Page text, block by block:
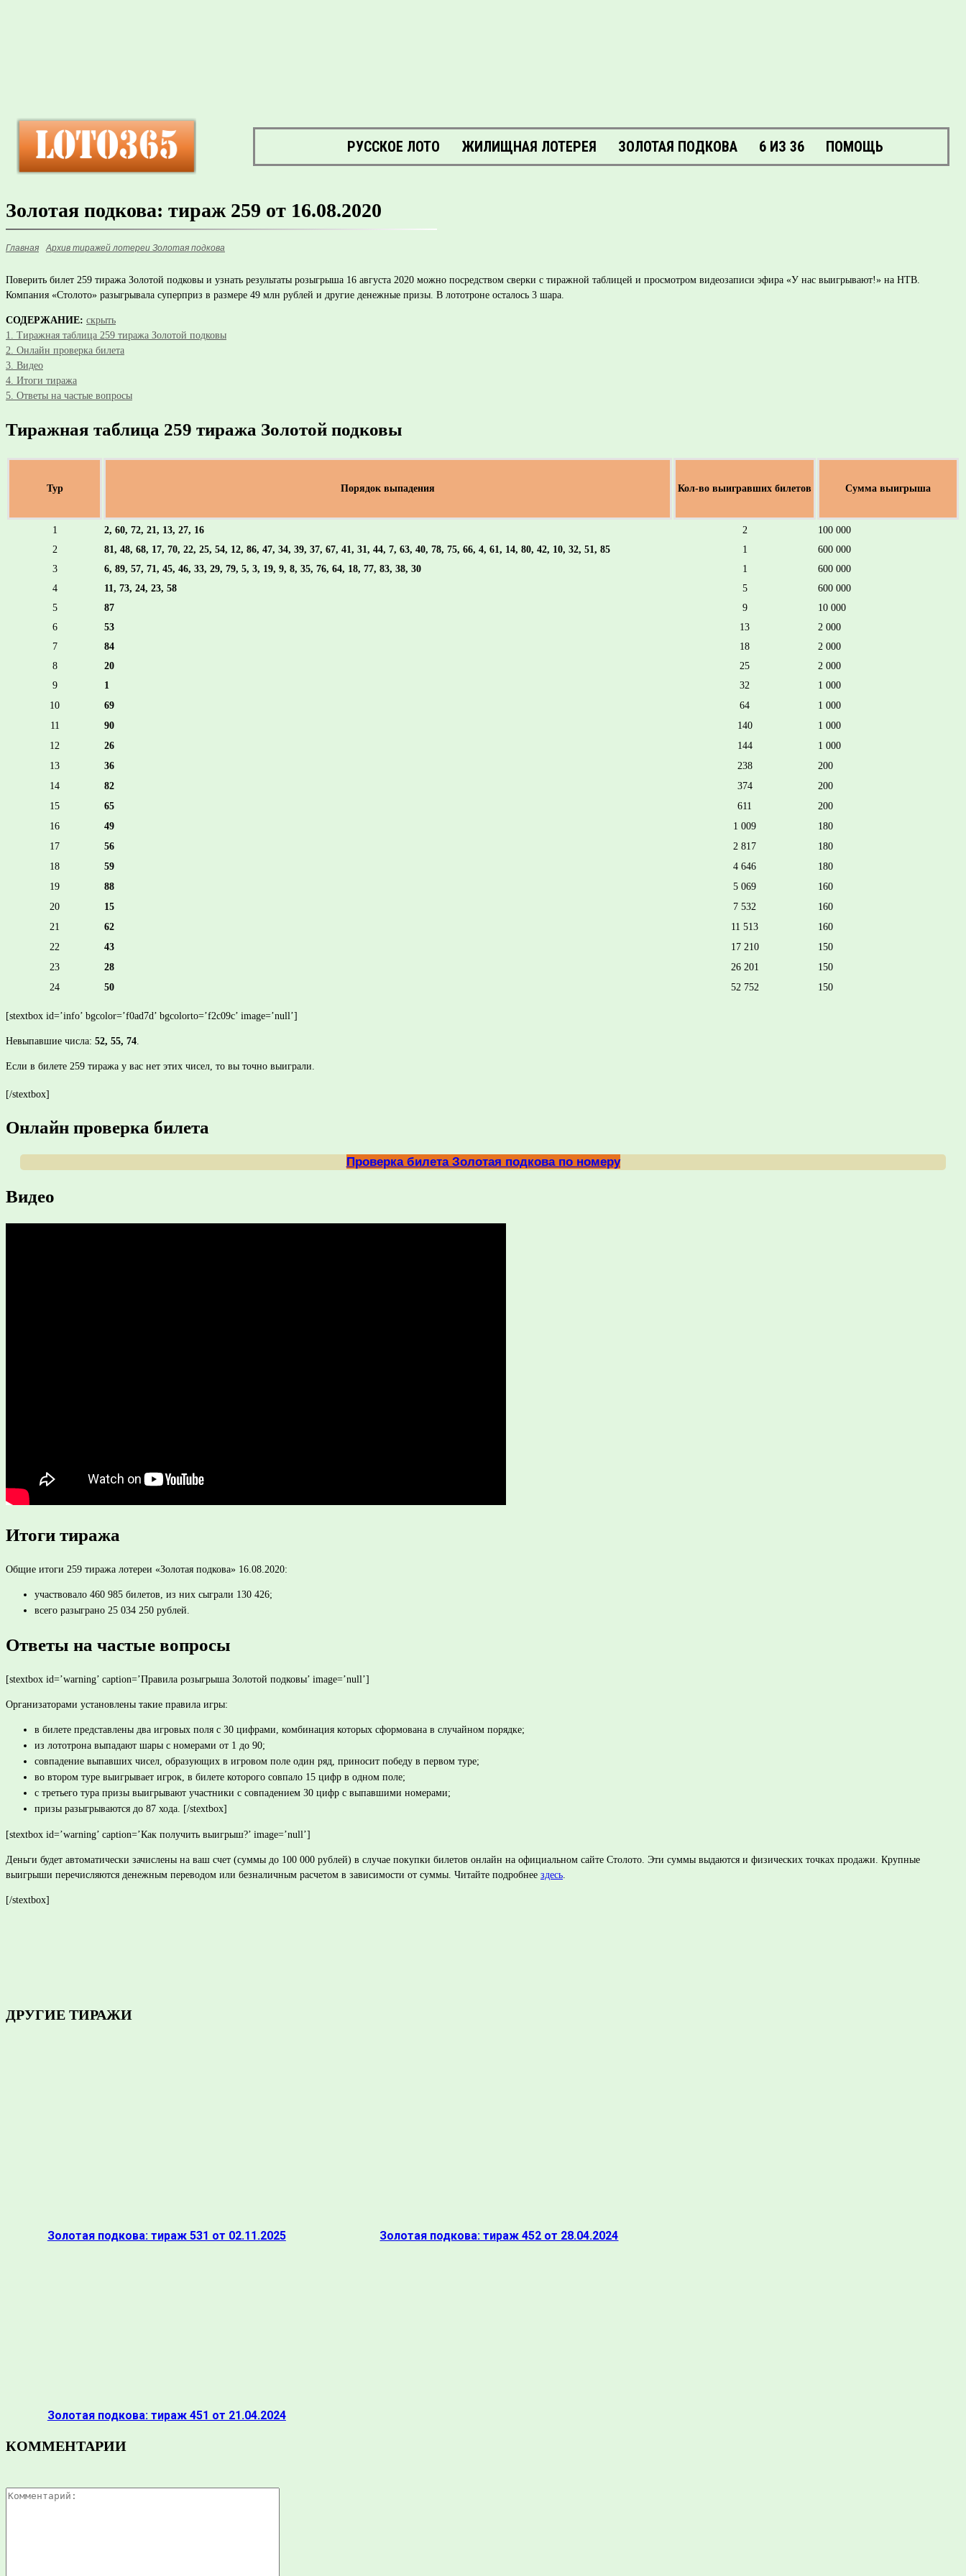
РУССКОЕ ЛОТО ЖИЛИЩНАЯ ЛОТЕРЕЯ ЗОЛОТАЯ ПОДКОВА 6 ИЗ 36 ПОМОЩЬ
Золотая подкова: тираж 259 от 16.08.2020
Главная Архив тиражей лотереи Золотая подкова
Поверить билет 259 тиража Золотой подковы и узнать результаты розыгрыша 16 августа 2020 можно посредством сверки с тиражной таблицей и просмотром видеозаписи эфира «У нас выигрывают!» на НТВ.
Компания «Столото» разыгрывала суперприз в размере 49 млн рублей и другие денежные призы. В лототроне осталось 3 шара.
СОДЕРЖАНИЕ: скрыть
1. Тиражная таблица 259 тиража Золотой подковы
2. Онлайн проверка билета
3. Видео
4. Итоги тиража
5. Ответы на частые вопросы
Тиражная таблица 259 тиража Золотой подковы
Тур Порядок выпадения Кол-во выигравших билетов Сумма выигрыша
1 2, 60, 72, 21, 13, 27, 16 2
100 000
2
81, 48, 68, 17, 70, 22, 25, 54, 12, 86, 47, 34, 39, 37, 67, 41, 31, 44, 7, 63, 40, 78, 75, 66, 4, 61, 14, 80, 42, 10, 32, 51, 85 1
600 000
3
6, 89, 57, 71, 45, 46, 33, 29, 79, 5, 3, 19, 9, 8, 35, 76, 64, 18, 77, 83, 38, 30 1
600 000
4
11, 73, 24, 23, 58 5
600 000
5
87 9
10 000
6
53 13
2 000
7
84 18
2 000
8
20 25
2 000
9
1 32
1 000
10
69 64
1 000
11
90 140
1 000
12
26 144
1 000
13
36 238
200
14
82 374
200
15
65 611
200
16
49 1 009
180
17
56 2 817
180
18
59 4 646
180
19
88 5 069
160
20
15 7 532
160
21
62 11 513
160
22
43 17 210
150
23
28 26 201
150
24
50 52 752 150
[stextbox id=’info’ bgcolor=’f0ad7d’ bgcolorto=’f2c09c’ image=’null’]
Невыпавшие числа: 52, 55, 74
Если в билете 259 тиража у вас нет этих чисел, то вы точно выиграли.
[/stextbox]
Онлайн проверка билета
Проверка билета Золотая подкова по номеру
Видео
Итоги тиража
Общие итоги 259 тиража лотереи «Золотая подкова» 16.08.2020:
участвовало 460 985 билетов, из них сыграли 130 426;
всего разыграно 25 034 250 рублей.
Ответы на частые вопросы
[stextbox id=’warning’ caption=’Правила розыгрыша Золотой подковы’ image=’null’]
Организаторами установлены такие правила игры:
в билете представлены два игровых поля с 30 цифрами, комбинация которых сформована в случайном порядке;
из лототрона выпадают шары с номерами от 1 до 90;
совпадение выпавших чисел, образующих в игровом поле один ряд, приносит победу в первом туре;
во втором туре выигрывает игрок, в билете которого совпало 15 цифр в одном поле;
с третьего тура призы выигрывают участники с совпадением 30 цифр с выпавшими номерами;
призы разыгрываются до 87 хода. [/stextbox]
[stextbox id=’warning’ caption=’Как получить выигрыш?’ image=’null’]
Деньги будет автоматически зачислены на ваш счет (суммы до 100 000 рублей) в случае покупки билетов онлайн на официальном сайте Столото. Эти суммы выдаются и физических точках продажи. Крупные
выигрыши перечисляются денежным переводом или безналичным расчетом в зависимости от суммы. Читайте подробнее здесь
[/stextbox]
ДРУГИЕ ТИРАЖИ
Золотая подкова: тираж 531 от 02.11.2025 Золотая подкова: тираж 452 от 28.04.2024
Золотая подкова: тираж 451 от 21.04.2024
КОММЕНТАРИИ